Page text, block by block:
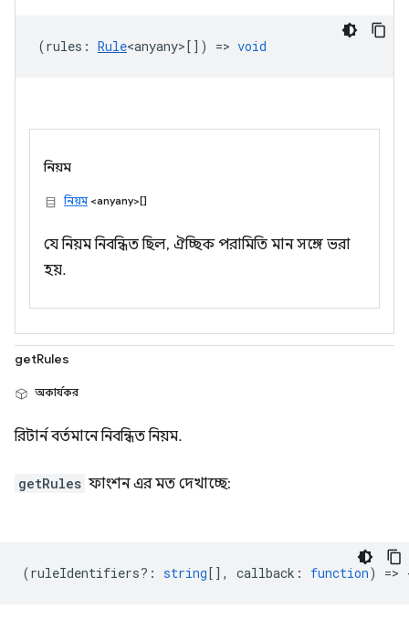
(rules : Rule<anyany> []) => void
নিয়ম
নিয়ম<anyany>[]
যে নিয়ম নিবন্ধিত ছিল, ঐচ্ছিক পরামিতি মান সঙ্গে ভরা
হয়.
getRules
অকার্যকর
রিটার্ন বর্তমানে নিবন্ধিত নিয়ম.
getRules ফাংশন এর মত দেখাচ্ছে:
(ruleIdentifiers? : string [], callback : function)